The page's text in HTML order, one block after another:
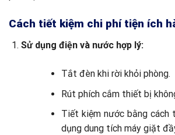
Cách tiết kiệm chi phí tiện ích
Sử dụng điện và nước hợp lý:
Tắt đèn khi rời khỏi phòng.
Rút phích cắm thiết bị
Tiết kiệm nước bằng cách
dụng dung tích máy giặt